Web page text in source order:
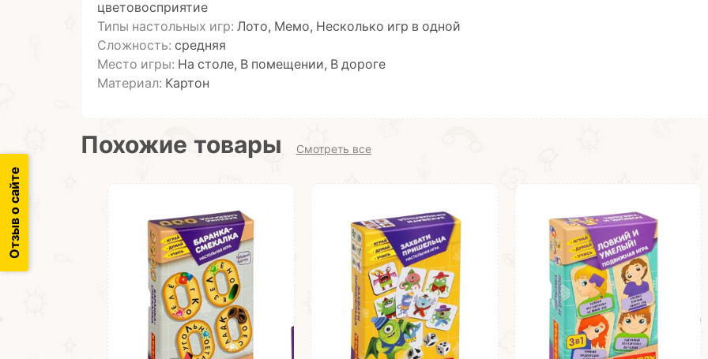
цветовосприятие
Типы настольных игр: Лото, Мемо, Несколько игр в одной
Сложность: средняя
Место игры: На столе, В помещении, В дороге
Материал: Картон
Похожие товары Смотреть все
Отзыв о сайте